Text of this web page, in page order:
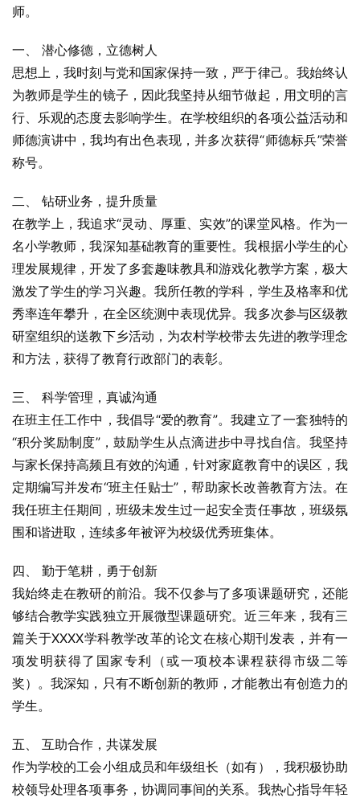
师。
一、 潜心修德，立德树人
思想上，我时刻与党和国家保持一致，严于律己。我始终认
为教师是学生的镜子，因此我坚持从细节做起，用文明的言
行、乐观的态度去影响学生。在学校组织的各项公益活动和
师德演讲中，我均有出色表现，并多次获得“师德标兵”荣誉
称号。
二、 钻研业务，提升质量
在教学上，我追求“灵动、厚重、实效”的课堂风格。作为一
名小学教师，我深知基础教育的重要性。我根据小学生的心
理发展规律，开发了多套趣味教具和游戏化教学方案，极大
激发了学生的学习兴趣。我所任教的学科，学生及格率和优
秀率连年攀升，在全区统测中表现优异。我多次参与区级教
研室组织的送教下乡活动，为农村学校带去先进的教学理念
和方法，获得了教育行政部门的表彰。
三、 科学管理，真诚沟通
在班主任工作中，我倡导“爱的教育”。我建立了一套独特的
“积分奖励制度”，鼓励学生从点滴进步中寻找自信。我坚持
与家长保持高频且有效的沟通，针对家庭教育中的误区，我
定期编写并发布“班主任贴士”，帮助家长改善教育方法。在
我任班主任期间，班级未发生过一起安全责任事故，班级氛
围和谐进取，连续多年被评为校级优秀班集体。
四、 勤于笔耕，勇于创新
我始终走在教研的前沿。我不仅参与了多项课题研究，还能
够结合教学实践独立开展微型课题研究。近三年来，我有三
篇关于XXXX学科教学改革的论文在核心期刊发表，并有一
项发明获得了国家专利（或一项校本课程获得市级二等
奖）。我深知，只有不断创新的教师，才能教出有创造力的
学生。
五、 互助合作，共谋发展
作为学校的工会小组成员和年级组长（如有），我积极协助
校领导处理各项事务，协调同事间的关系。我热心指导年轻